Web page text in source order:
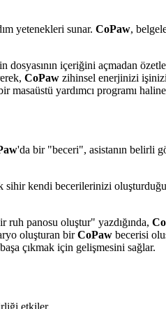
yetenekleri sunar. CoPaw,
dosyasının içeriğini açmadan
CoPaw zihinsel enerjinizi
masaüstü yardımcı programı
'da bir "beceri", asistanın belirli
sihir kendi becerilerinizi
panosu oluştur" yazdığında,
oluşturan birCoPaw becerisi
çıkmak için gelişmesini sağlar.
etkiler.